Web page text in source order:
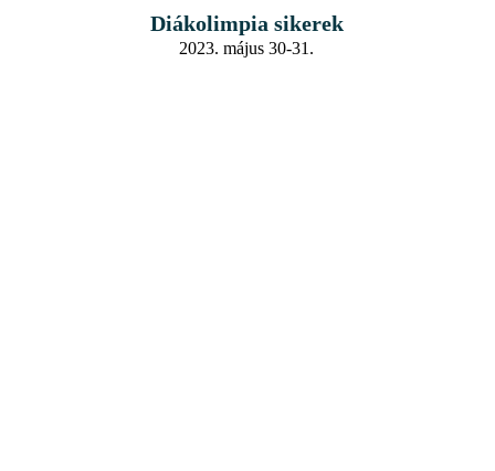
Diákolimpia sikerek
2023. május 30-31.